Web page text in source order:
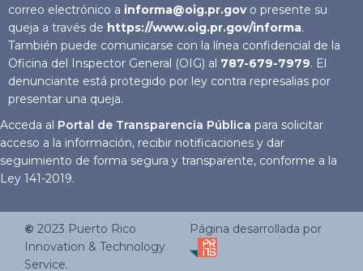
correo electrónico a informa@oig.pr.govo presente su
queja a través de https://www.oig.pr.gov/informa.
También puede comunicarse con la línea confidencial de la
Oficina del Inspector General (OIG) al 787-679-7979. El
denunciante está protegido por ley contra represalias por
presentar una queja.
Acceda al Portal de Transparencia Pública para solicitar
acceso a la información, recibir notificaciones y dar
seguimiento de forma segura y transparente, conforme a la
Ley 141-2019.
© 2023 Puerto Rico
Innovation & Technology
Service.
Página desarrollada por